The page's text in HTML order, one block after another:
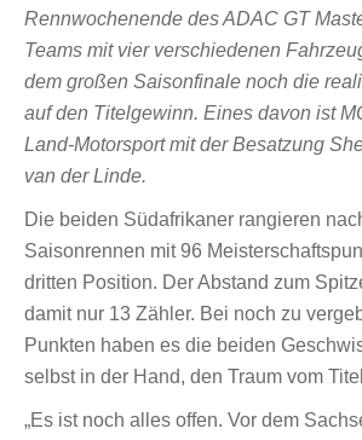
Rennwochenende des ADAC GT
Teams mit vier verschiedenen
dem großen Saisonfinale noch die
auf den Titelgewinn. Eines davon ist
Land-Motorsport mit der Besatzung
van der Linde.
Die beiden Südafrikaner rangieren
Saisonrennen mit 96
dritten Position. Der Abstand zum
damit nur 13 Zähler. Bei noch zu
Punkten haben es die beiden
selbst in der Hand, den Traum vom
„Es ist noch alles offen. Vor dem